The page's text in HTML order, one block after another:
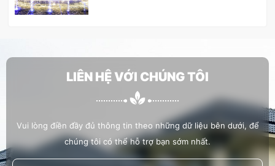
HOÀNG LAM THAM GIA, HỔ TRỢ LỄ TRỒNG
CÂY 19/5/2022
HOÀNG LAM HỖ TRỢ CÔNG TÁC XÃ HỘI
TRỒNG CÂY XANH TẠI BỜ KÊNH HÀNG BÀNG
TRÊN ĐƯỜNG VẠN TƯỢNG
LIÊN HỆ VỚI CHÚNG TÔI
Vui lòng điền đầy đủ thông tin theo những dữ liệu bên dưới, để
chúng tôi có thể hỗ trợ bạn sớm nhất.